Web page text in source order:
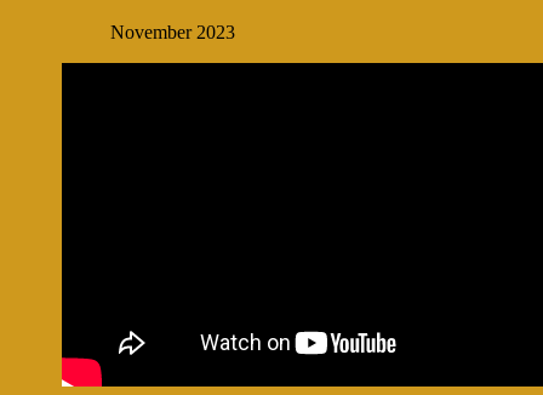
November 2023